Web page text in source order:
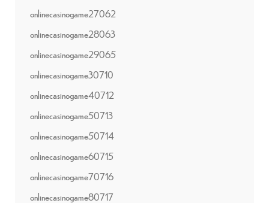
onlinecasinogame27062
onlinecasinogame28063
onlinecasinogame29065
onlinecasinogame30710
onlinecasinogame40712
onlinecasinogame50713
onlinecasinogame50714
onlinecasinogame60715
onlinecasinogame70716
onlinecasinogame80717